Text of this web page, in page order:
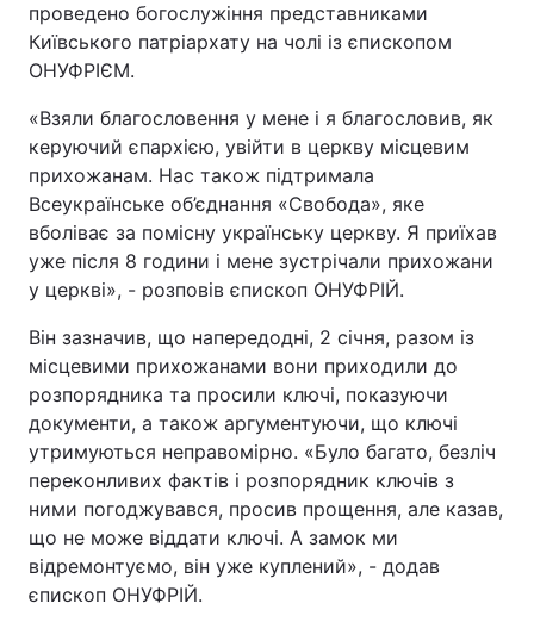
проведено богослужіння представниками
Київського патріархату на чолі із єпископом
ОНУФРІЄМ.
«Взяли благословення у мене і я благословив, як
керуючий єпархією, увійти в церкву місцевим
прихожанам. Нас також підтримала
Всеукраїнське об’єднання «Свобода», яке
вболіває за помісну українську церкву. Я приїхав
уже після 8 години і мене зустрічали прихожани
у церкві», - розповів єпископ ОНУФРІЙ.
Він зазначив, що напередодні, 2 січня, разом із
місцевими прихожанами вони приходили до
розпорядника та просили ключі, показуючи
документи, а також аргументуючи, що ключі
утримуються неправомірно. «Було багато, безліч
переконливих фактів і розпорядник ключів з
ними погоджувався, просив прощення, але казав,
що не може віддати ключі. А замок ми
відремонтуємо, він уже куплений», - додав
єпископ ОНУФРІЙ.